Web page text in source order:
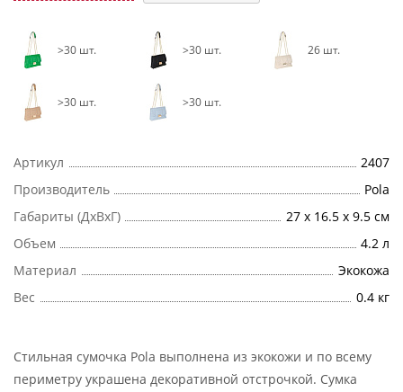
>30 шт. >30 шт. 26 шт.
>30 шт. >30 шт.
Артикул
2407
Производитель
Pola
Габариты (ДхВхГ)
27 х 16.5 х 9.5 см
Объем
4.2 л
Материал
Экокожа
Вес
0.4 кг
Стильная сумочка Pola выполнена из экокожи и по всему
периметру украшена декоративной отстрочкой. Сумка